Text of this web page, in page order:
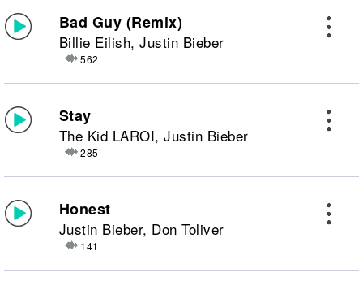
Bad Guy (Remix)
Billie Eilish, Justin Bieber
562
Stay
The Kid LAROI, Justin Bieber
285
Honest
Justin Bieber, Don Toliver
141